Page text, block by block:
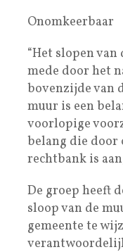
Onomkeerbaar
“Het slopen
mede door het
bovenzijde van
muur is een
voorlopige
belang die door
rechtbank is
De groep heeft
sloop van de
gemeente te